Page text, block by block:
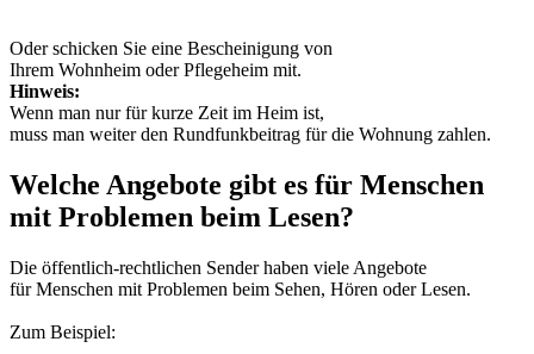
Oder schicken Sie eine Bescheinigung von
Ihrem Wohnheim oder Pflegeheim mit.
Hinweis:
Wenn man nur für kurze Zeit im Heim ist,
muss man weiter den Rundfunkbeitrag für die Wohnung zahlen.
Welche Angebote gibt es für Menschen
mit Problemen beim Lesen?
Die öffentlich-rechtlichen Sender haben viele Angebote
für Menschen mit Problemen beim Sehen, Hören oder Lesen.
Zum Beispiel: